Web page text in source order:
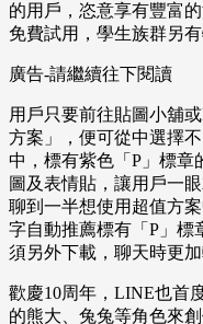
的用戶，恣意享有豐富
免費試用，學生族群另
廣告-請繼續往下閱讀
用戶只要前往貼圖小舖
方案」，便可從中選擇
中，標有紫色「P」標章
圖及表情貼，讓用戶一
聊到一半想使用超值方
字自動推薦標有「P」標
須另外下載，聊天時更加
歡慶10周年，LINE也首
的熊大、兔兔等角色來